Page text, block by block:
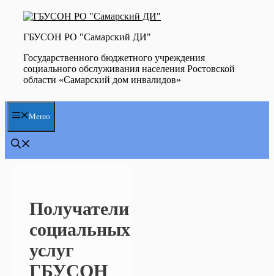
Перейти
содержимому
ГБУСОН РО "Самарский ДИ"
Государственного бюджетного учреждения
социального обслуживания населения Ростовской
области «Самарский дом инвалидов»
Меню
Получатели
социальных
услуг
ГБУСОН